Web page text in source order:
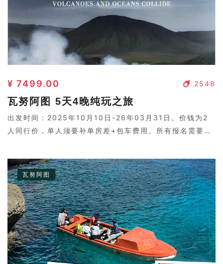
2548
¥ 7499.00
瓦努阿图 5天4晚纯玩之旅
出发时间：2025年10月10日-26年03月31日。价钱为2
人同行价，单人须要补单房差+包车费用。所有报名需要二
瓦努阿图